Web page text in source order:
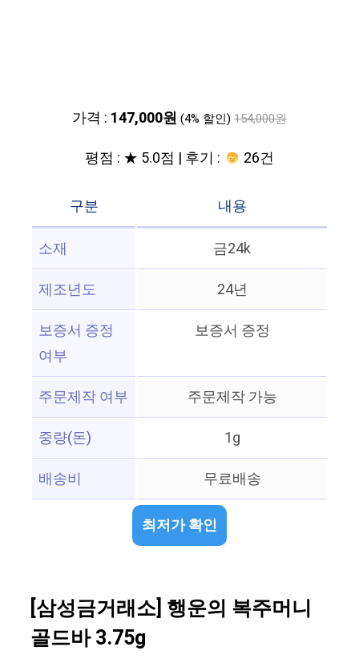
가격 : 147,000원 (4% 할인) 154,000원
평점 : ★ 5.0점 | 후기 : 26건
구분
내용
소재
금24k
제조년도
24년
보증서 증정
여부
보증서 증정
주문제작 여부
주문제작 가능
중량(돈)
1g
배송비
무료배송
최저가 확인
[삼성금거래소] 행운의 복주머니
골드바 3.75g